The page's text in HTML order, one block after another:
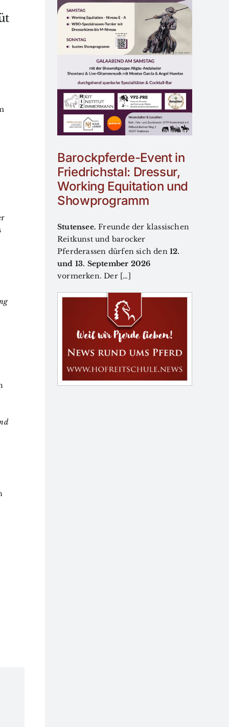
Barockpferde-Event in
Friedrichstal: Dressur,
Working Equitation und
Showprogramm
Stutensee. Freunde der klassischen
Reitkunst und barocker
Pferderassen dürfen sich den12.
und 13. September 2026
vormerken. Der […]